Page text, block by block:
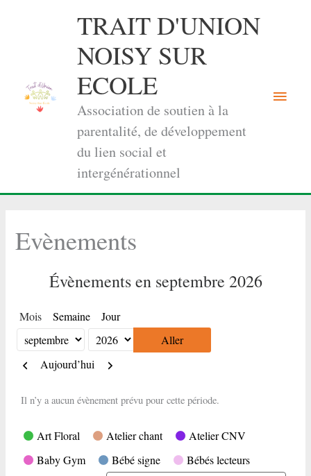
TRAIT D'UNION
NOISY SUR
ECOLE
Association de soutien à la
parentalité, de développement
du lien social et
intergénérationnel
Menu
Evènements
Évènements en septembre 2026
Mois Semaine Jour
Mois
Année
Précédent
Aujourd’hui Suivant
Il n’y a aucun évènement prévu pour cette période.
Catégories
Art Floral Atelier chant
Atelier CNV
Baby Gym
Bébé signe
Bébés lecteurs